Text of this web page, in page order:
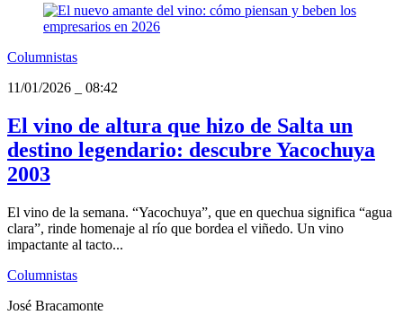
Columnistas
11/01/2026
08:42
El vino de altura que hizo de Salta un
destino legendario: descubre Yacochuya
2003
El vino de la semana. “Yacochuya”, que en quechua significa “agua
clara”, rinde homenaje al río que bordea el viñedo. Un vino
impactante al tacto...
Columnistas
José Bracamonte